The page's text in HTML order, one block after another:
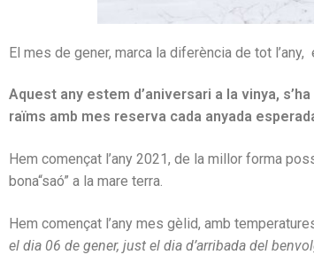
El mes de gener, marca la diferència de tot
Aquest any estem d’aniversari a la vinya,
raïms amb mes reserva cada anyada
Hem començat l’any 2021, de la millor forma
bona“saó” a la mare terra.
Hem començat l’any mes gèlid, amb
el dia 06 de gener, just el dia d’arribada del